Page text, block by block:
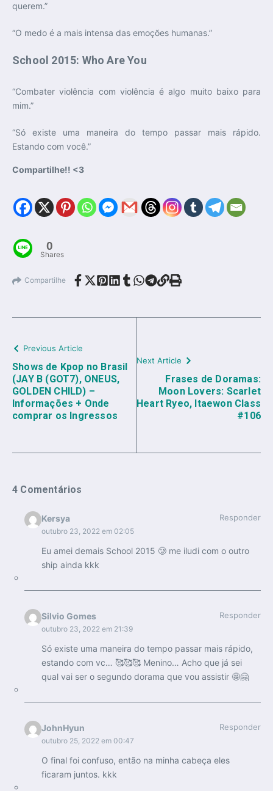
querem.”
“O medo é a mais intensa das emoções humanas.”
School 2015: Who Are You
“Combater violência com violência é algo muito baixo para
mim.”
“Só existe uma maneira do tempo passar mais rápido.
Estando com você.”
Compartilhe!! <3
0
Shares
Compartilhe
Previous Article
Shows de Kpop no Brasil
(JAY B (GOT7), ONEUS,
GOLDEN CHILD) –
Informações + Onde
comprar os Ingressos
Next Article
Frases de Doramas:
Moon Lovers: Scarlet
Heart Ryeo, Itaewon Class
#106
4 Comentários
Kersya
outubro 23, 2022 em 02:05
Responder
Eu amei demais School 2015 🥲 me iludi com o outro
ship ainda kkk
Silvio Gomes
outubro 23, 2022 em 21:39
Responder
Só existe uma maneira do tempo passar mais rápido,
estando com vc… 🥰🥰🥰 Menino… Acho que já sei
qual vai ser o segundo dorama que vou assistir 🤩🤗
JohnHyun
outubro 25, 2022 em 00:47
Responder
O final foi confuso, então na minha cabeça eles
ficaram juntos. kkk